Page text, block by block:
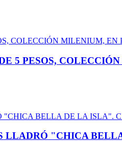
5 PESOS,
LLADRÓ "CHICA